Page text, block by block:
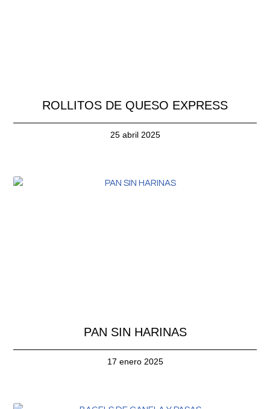
ROLLITOS DE QUESO EXPRESS
25 abril 2025
PAN SIN HARINAS
17 enero 2025